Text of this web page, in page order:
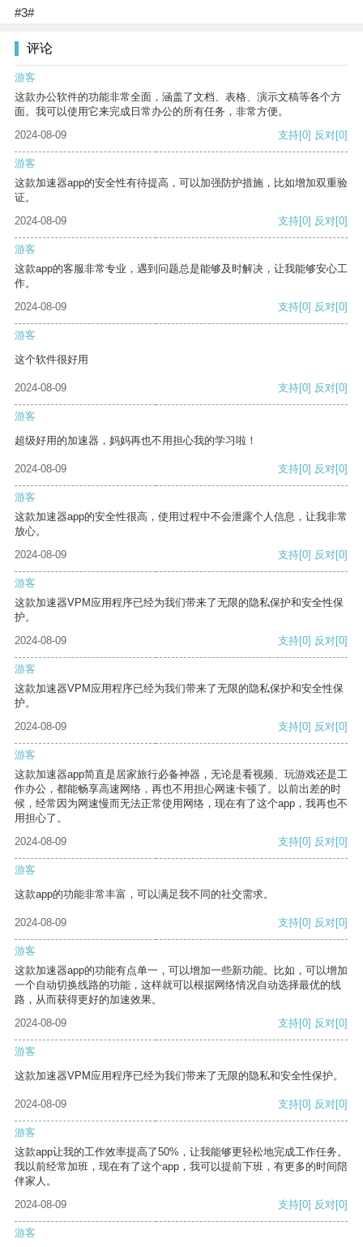
#3#
评论
游客
这款办公软件的功能非常全面，涵盖了文档、表格、演示文稿等各个方
面。我可以使用它来完成日常办公的所有任务，非常方便。
2024-08-09
支持[0] 反对[0]
游客
这款加速器app的安全性有待提高，可以加强防护措施，比如增加双重验
证。
2024-08-09
支持[0] 反对[0]
游客
这款app的客服非常专业，遇到问题总是能够及时解决，让我能够安心工
作。
2024-08-09
支持[0] 反对[0]
游客
这个软件很好用
2024-08-09 支持[0] 反对[0]
游客
超级好用的加速器，妈妈再也不用担心我的学习啦！
2024-08-09 支持[0] 反对[0]
游客
这款加速器app的安全性很高，使用过程中不会泄露个人信息，让我非常
放心。
2024-08-09
支持[0] 反对[0]
游客
这款加速器VPM应用程序已经为我们带来了无限的隐私保护和安全性保
护。
2024-08-09
支持[0] 反对[0]
游客
这款加速器VPM应用程序已经为我们带来了无限的隐私保护和安全性保
护。
2024-08-09
支持[0] 反对[0]
游客
这款加速器app简直是居家旅行必备神器，无论是看视频、玩游戏还是工
作办公，都能畅享高速网络，再也不用担心网速卡顿了。以前出差的时
候，经常因为网速慢而无法正常使用网络，现在有了这个app，我再也不
用担心了。
2024-08-09
支持[0] 反对[0]
游客
这款app的功能非常丰富，可以满足我不同的社交需求。
2024-08-09 支持[0] 反对[0]
游客
这款加速器app的功能有点单一，可以增加一些新功能。比如，可以增加
一个自动切换线路的功能，这样就可以根据网络情况自动选择最优的线
路，从而获得更好的加速效果。
2024-08-09
支持[0] 反对[0]
游客
这款加速器VPM应用程序已经为我们带来了无限的隐私和安全性保护。
2024-08-09 支持[0] 反对[0]
游客
这款app让我的工作效率提高了50%，让我能够更轻松地完成工作任务。
我以前经常加班，现在有了这个app，我可以提前下班，有更多的时间陪
伴家人。
2024-08-09
支持[0] 反对[0]
游客